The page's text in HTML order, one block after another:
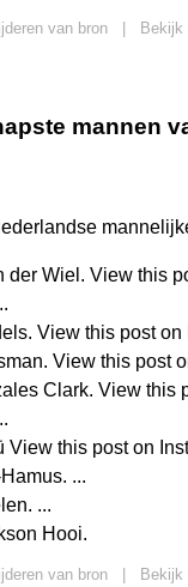
van bron
Bekijk
mannen
der Wiel. View this
View this post on
View this post
Clark. View this
View this post on
...
...
Hooi.
van bron
Bekijk